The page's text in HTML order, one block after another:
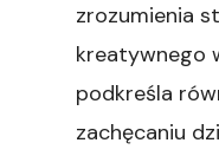
zrozumienia
kreatywnego
podkreśla
zachęcaniu